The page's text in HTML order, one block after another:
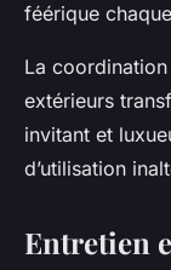
féérique
La
extérieurs
invitant et
d’utilisation
Entretien